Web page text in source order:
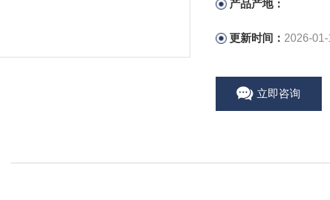
产品产地：
更新时间： 2026-01-
立即咨询